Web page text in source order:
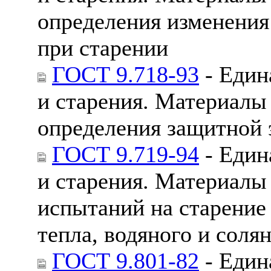
определения
при старении
ГОСТ 9.718-93 -
и старения.
определения защитной
ГОСТ 9.719-94 -
и старения.
испытаний на
тепла, водяного и
ГОСТ 9.801-82 -